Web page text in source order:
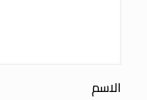
الاسم